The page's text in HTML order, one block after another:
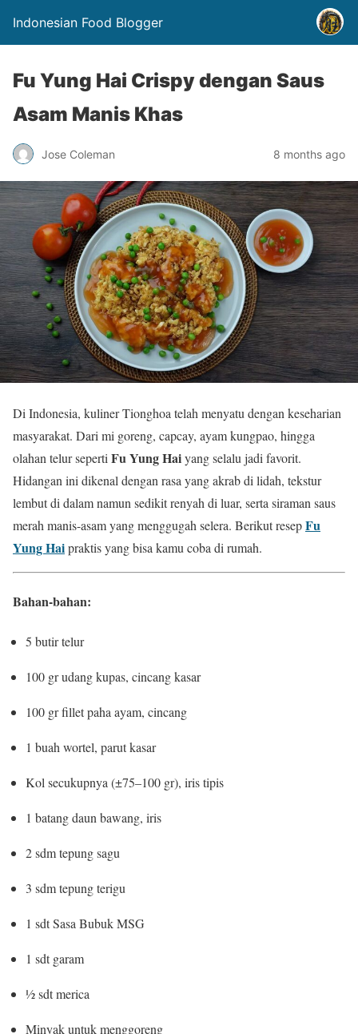
Indonesian Food Blogger
Fu Yung Hai Crispy dengan Saus
Asam Manis Khas
Jose Coleman 8 months ago
Di Indonesia, kuliner Tionghoa telah menyatu dengan keseharian
masyarakat. Dari mi goreng, capcay, ayam kungpao, hingga
olahan telur seperti Fu Yung Haiyang selalu jadi favorit.
Hidangan ini dikenal dengan rasa yang akrab di lidah, tekstur
lembut di dalam namun sedikit renyah di luar, serta siraman saus
merah manis-asam yang menggugah selera. Berikut resepFu
Yung Haipraktis yang bisa kamu coba di rumah.
Bahan-bahan:
5 butir telur
100 gr udang kupas, cincang kasar
100 gr fillet paha ayam, cincang
1 buah wortel, parut kasar
Kol secukupnya (±75–100 gr), iris tipis
1 batang daun bawang, iris
2 sdm tepung sagu
3 sdm tepung terigu
1 sdt Sasa Bubuk MSG
1 sdt garam
½ sdt merica
Minyak untuk menggoreng